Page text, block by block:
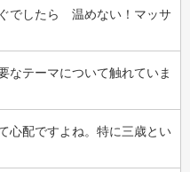
でしたら　温めない！マッサ
なテーマについて触れていま
心配ですよね。特に三歳とい